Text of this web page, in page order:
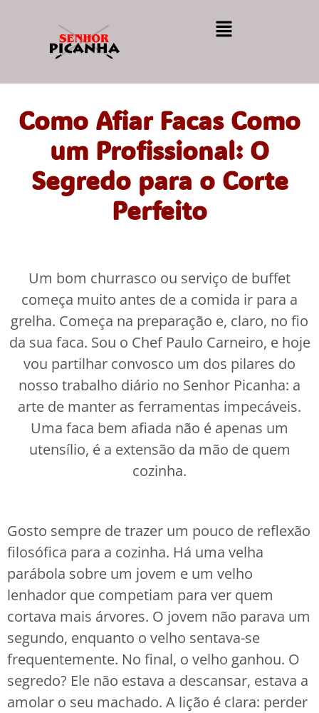
Como Afiar Facas Como
um Profissional: O
Segredo para o Corte
Perfeito
Um bom churrasco ou serviço de buffet
começa muito antes de a comida ir para a
grelha. Começa na preparação e, claro, no fio
da sua faca. Sou o Chef Paulo Carneiro, e hoje
vou partilhar convosco um dos pilares do
nosso trabalho diário no Senhor Picanha: a
arte de manter as ferramentas impecáveis.
Uma faca bem afiada não é apenas um
utensílio, é a extensão da mão de quem
cozinha.
Gosto sempre de trazer um pouco de reflexão
filosófica para a cozinha. Há uma velha
parábola sobre um jovem e um velho
lenhador que competiam para ver quem
cortava mais árvores. O jovem não parava um
segundo, enquanto o velho sentava-se
frequentemente. No final, o velho ganhou. O
segredo? Ele não estava a descansar, estava a
amolar o seu machado. A lição é clara: perder